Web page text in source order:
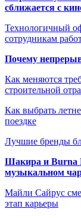
сближается с
Технологичный
сотрудникам
Почему
Как меняются
строительной
Как выбрать
поездке
Лучшие бренды
Шакира и Burna
музыкальном
Майли Сайрус
этап карьеры